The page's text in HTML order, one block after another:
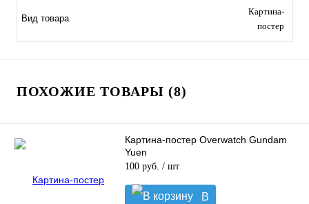
Вид товара
Картина-
постер
ПОХОЖИЕ ТОВАРЫ (8)
Картина-постер Overwatch Gundam
Yuen
100 руб. / шт
В